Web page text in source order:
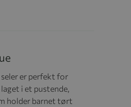
er perfekt for
i et pustende,
holder barnet tørt